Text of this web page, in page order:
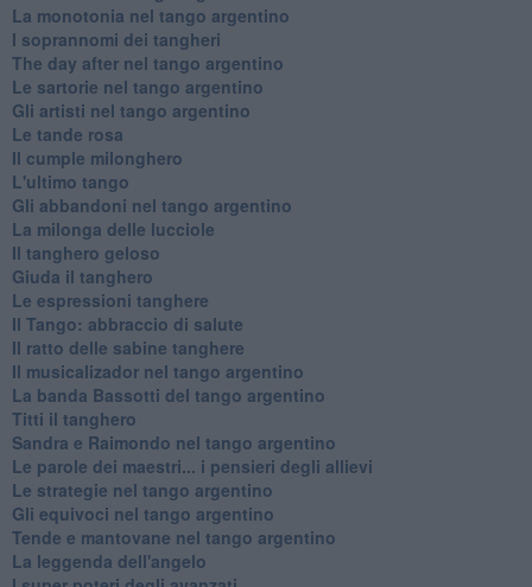
La monotonia nel tango argentino
I soprannomi dei tangheri
The day after nel tango argentino
Le sartorie nel tango argentino
Gli artisti nel tango argentino
Le tande rosa
Il cumple milonghero
L'ultimo tango
Gli abbandoni nel tango argentino
La milonga delle lucciole
Il tanghero geloso
Giuda il tanghero
Le espressioni tanghere
Il Tango: abbraccio di salute
Il ratto delle sabine tanghere
Il musicalizador nel tango argentino
La banda Bassotti del tango argentino
Titti il tanghero
Sandra e Raimondo nel tango argentino
Le parole dei maestri... i pensieri degli allievi
Le strategie nel tango argentino
Gli equivoci nel tango argentino
Tende e mantovane nel tango argentino
La leggenda dell'angelo